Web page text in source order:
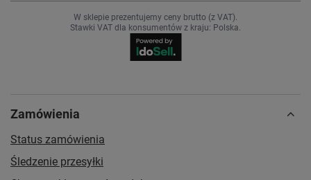
W sklepie prezentujemy ceny brutto (z VAT).
Stawki VAT dla konsumentów z kraju: Polska.
Zamówienia
Status zamówienia
Śledzenie przesyłki